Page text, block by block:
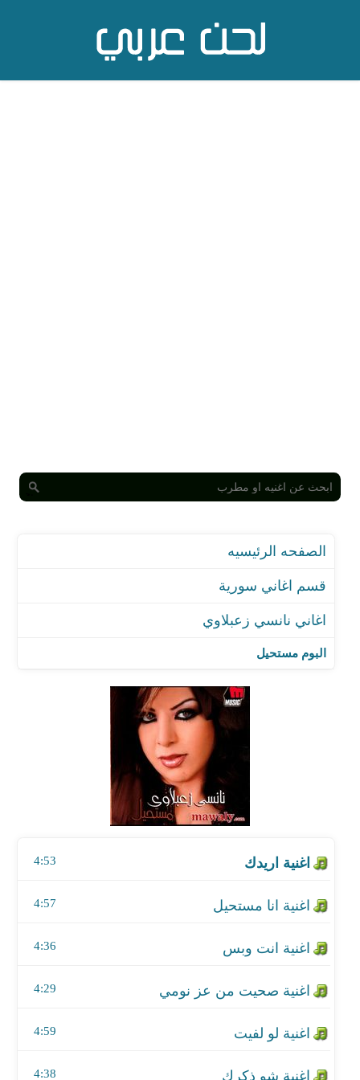
قسم اغاني سورية
البوم مستحيل
اغنية اريدك
4:53
اغنية انا مستحيل
4:57
اغنية انت وبس
4:36
اغنية صحيت من عز نومي
4:29
اغنية لو لفيت
4:59
اغنية شو ذكرك
4:38